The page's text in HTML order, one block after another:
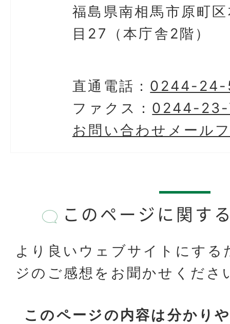
福島県南相馬市原町
目27（本庁舎2階）
直通電話： 0244-
ファクス： 0244-
お問い合わせメール
このページに関す
より良いウェブサイトにする
ジのご感想をお聞かせくださ
このページの内容は分かり